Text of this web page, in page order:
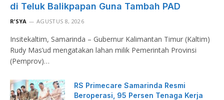
di Teluk Balikpapan Guna Tambah PAD
R’SYA AGUSTUS 8, 2026
Insitekaltim, Samarinda – Gubernur Kalimantan Timur (Kaltim)
Rudy Mas’ud mengatakan lahan milik Pemerintah Provinsi
(Pemprov)…
RS Primecare Samarinda Resmi
Beroperasi, 95 Persen Tenaga Kerja